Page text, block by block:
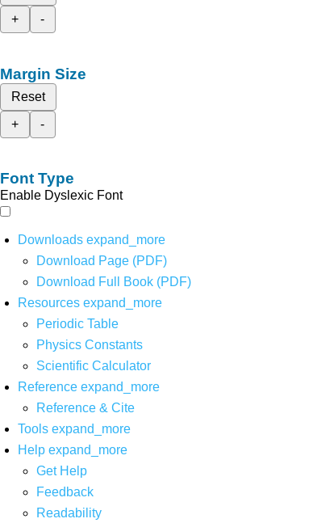
+
-
Margin Size
Reset
+
-
Font Type
Enable Dyslexic Font
Downloads expand_more
Download Page (PDF)
Download Full Book (PDF)
Resources expand_more
Periodic Table
Physics Constants
Scientific Calculator
Reference expand_more
Reference & Cite
Tools expand_more
Help expand_more
Get Help
Feedback
Readability